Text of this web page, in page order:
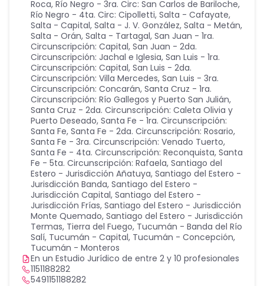
Roca, Río Negro - 3ra. Circ: San Carlos de Bariloche,
Río Negro - 4ta. Circ: Cipolletti, Salta - Cafayate,
Salta - Capital, Salta - J. V. González, Salta - Metán,
Salta - Orán, Salta - Tartagal, San Juan - 1ra.
Circunscripción: Capital, San Juan - 2da.
Circunscripción: Jachal e Iglesia, San Luis - 1ra.
Circunscripción: Capital, San Luis - 2da.
Circunscripción: Villa Mercedes, San Luis - 3ra.
Circunscripción: Concarán, Santa Cruz - 1ra.
Circunscripción: Río Gallegos y Puerto San Julián,
Santa Cruz - 2da. Circunscripción: Caleta Olivia y
Puerto Deseado, Santa Fe - 1ra. Circunscripción:
Santa Fe, Santa Fe - 2da. Circunscripción: Rosario,
Santa Fe - 3ra. Circunscripción: Venado Tuerto,
Santa Fe - 4ta. Circunscripción: Reconquista, Santa
Fe - 5ta. Circunscripción: Rafaela, Santiago del
Estero - Jurisdicción Añatuya, Santiago del Estero -
Jurisdicción Banda, Santiago del Estero -
Jurisdicción Capital, Santiago del Estero -
Jurisdicción Frías, Santiago del Estero - Jurisdicción
Monte Quemado, Santiago del Estero - Jurisdicción
Termas, Tierra del Fuego, Tucumán - Banda del Río
Salí, Tucumán - Capital, Tucumán - Concepción,
Tucumán - Monteros
En un Estudio Jurídico de entre 2 y 10 profesionales
1151188282
5491151188282